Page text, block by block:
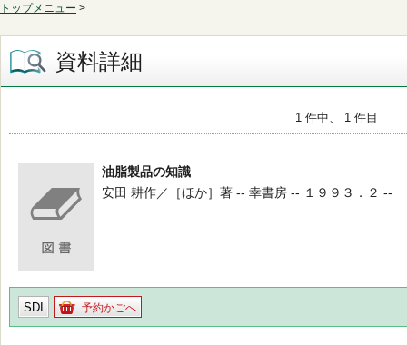
トップメニュー >
資料詳細
1 件中、 1 件目
油脂製品の知識
安田 耕作／［ほか］著 -- 幸書房 -- １９９３．２ --
SDI 予約かごへ